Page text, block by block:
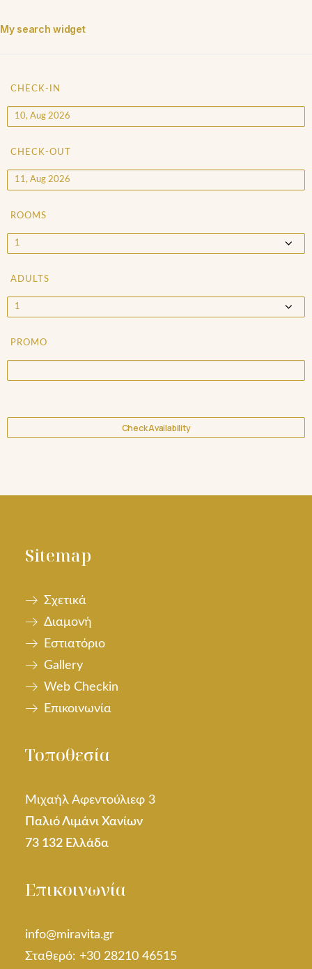
My search widget
CHECK-IN
CHECK-OUT
ROOMS
ADULTS
PROMO
Sitemap
Σχετικά
Διαμονή
Εστιατόριο
Gallery
Web Checkin
Επικοινωνία
Τοποθεσία
Μιχαήλ Αφεντούλιεφ 3
Παλιό Λιμάνι Χανίων
73 132 Ελλάδα
Επικοινωνία
info@miravita.gr
Σταθερό: +30 28210 46515